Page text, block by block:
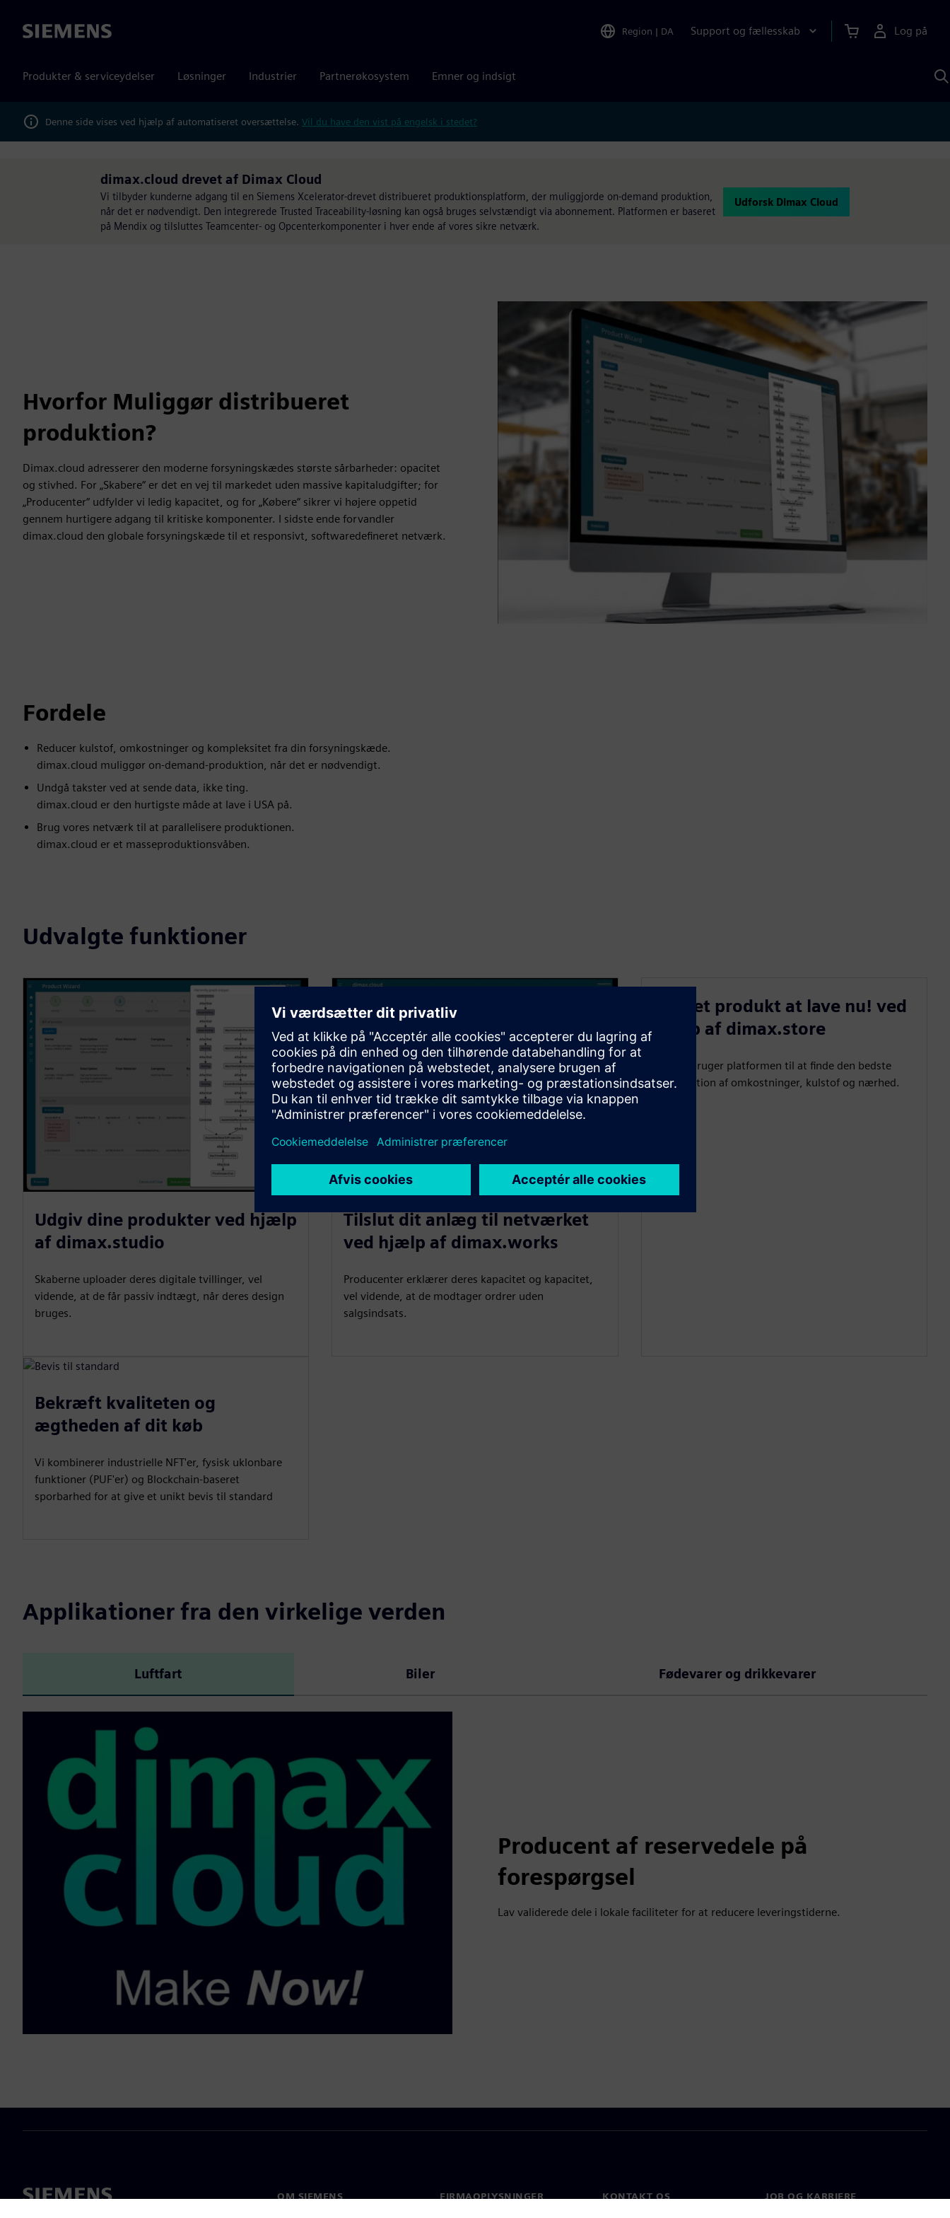
Siemens Region | DA Support og fællesskab Log på
Produkter & serviceydelser Løsninger Industrier Partnerøkosystem Emner og indsigt
Denne side vises ved hjælp af automatiseret oversættelse. Vil du have den vist på engelsk i stedet?
dimax.cloud drevet af Dimax Cloud
Vi tilbyder kunderne adgang til en Siemens Xcelerator-drevet distribueret produktionsplatform, der muliggjorde on-demand produktion,
når det er nødvendigt. Den integrerede Trusted Traceability-løsning kan også bruges selvstændigt via abonnement. Platformen er baseret
på Mendix og tilsluttes Teamcenter- og Opcenterkomponenter i hver ende af vores sikre netværk.
Udforsk Dimax Cloud
Hvorfor Muliggør distribueret
produktion?
Dimax.cloud adresserer den moderne forsyningskædes største sårbarheder: opacitet
og stivhed. For „Skabere“ er det en vej til markedet uden massive kapitaludgifter; for
„Producenter“ udfylder vi ledig kapacitet, og for „Købere“ sikrer vi højere oppetid
gennem hurtigere adgang til kritiske komponenter. I sidste ende forvandler
dimax.cloud den globale forsyningskæde til et responsivt, softwaredefineret netværk.
Fordele
Reducer kulstof, omkostninger og kompleksitet fra din forsyningskæde.
dimax.cloud muliggør on-demand-produktion, når det er nødvendigt.
Undgå takster ved at sende data, ikke ting.
dimax.cloud er den hurtigste måde at lave i USA på.
Brug vores netværk til at parallelisere produktionen.
dimax.cloud er et masseproduktionsvåben.
Udvalgte funktioner
Udgiv dine produkter ved hjælp
af dimax.studio
Skaberne uploader deres digitale tvillinger, vel
vidende, at de får passiv indtægt, når deres design
bruges.
Tilslut dit anlæg til netværket
ved hjælp af dimax.works
Producenter erklærer deres kapacitet og kapacitet,
vel vidende, at de modtager ordrer uden
salgsindsats.
Find et produkt at lave nu! ved
hjælp af dimax.store
Købere bruger platformen til at finde den bedste
kombination af omkostninger, kulstof og nærhed.
Bekræft kvaliteten og
ægtheden af dit køb
Vi kombinerer industrielle NFT'er, fysisk uklonbare
funktioner (PUF'er) og Blockchain-baseret
sporbarhed for at give et unikt bevis til standard
Applikationer fra den virkelige verden
Luftfart Biler Fødevarer og drikkevarer
Producent af reservedele på
forespørgsel
Lav validerede dele i lokale faciliteter for at reducere leveringstiderne.
OM SIEMENS FIRMAOPLYSNINGER KONTAKT OS JOB OG KARRIERE